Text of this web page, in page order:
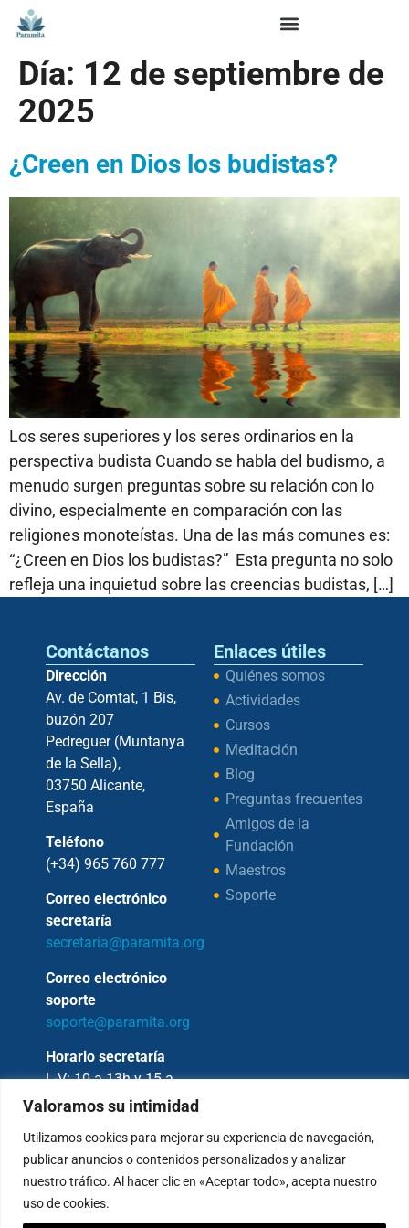
Valoramos su intimidad
Utilizamos cookies para mejorar su experiencia de navegación,
publicar anuncios o contenidos personalizados y analizar
nuestro tráfico. Al hacer clic en «Aceptar todo», acepta nuestro
uso de cookies.
Día: 12 de septiembre de
2025
¿Creen en Dios los budistas?
Los seres superiores y los seres ordinarios en la
perspectiva budista Cuando se habla del budismo, a
menudo surgen preguntas sobre su relación con lo
divino, especialmente en comparación con las
religiones monoteístas. Una de las más comunes es:
“¿Creen en Dios los budistas?” Esta pregunta no solo
refleja una inquietud sobre las creencias budistas, […]
Contáctanos
Dirección
Av. de Comtat, 1 Bis,
buzón 207
Pedreguer (Muntanya
de la Sella),
03750 Alicante,
España
Teléfono
(+34) 965 760 777
Correo electrónico
secretaría
secretaria@paramita.org
Correo electrónico
soporte
soporte@paramita.org
Horario secretaría
L-V: 10 a 13h y 15 a
17h
Enlaces útiles
Quiénes somos
Actividades
Cursos
Meditación
Blog
Preguntas frecuentes
Amigos de la
Fundación
Maestros
Soporte
Copyright © 2026 – Fundación Sakya –
Reservados todos los derechos.